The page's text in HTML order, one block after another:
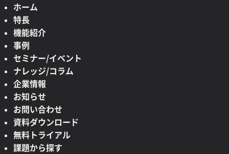
ホーム
特長
機能紹介
事例
セミナー/イベント
ナレッジ/コラム
企業情報
お知らせ
お問い合わせ
資料ダウンロード
無料トライアル
課題から探す